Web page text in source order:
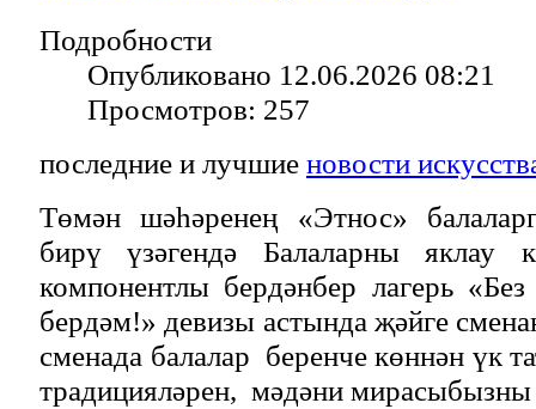
Подробности
Опубликовано 12.06.2026 08:21
Просмотров: 257
последние и лучшие новости
Төмән шәһәренең «Этнос»
бирү үзәгендә Балаларны яклау
компонентлы бердәнбер лагерь «Без
бердәм!» девизы астында җәйге
сменада балалар беренче көннән үк
традицияләрен, мәдәни мирасыбызны